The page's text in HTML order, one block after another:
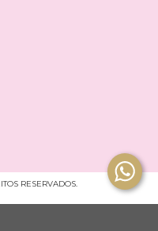
RESERVADOS.